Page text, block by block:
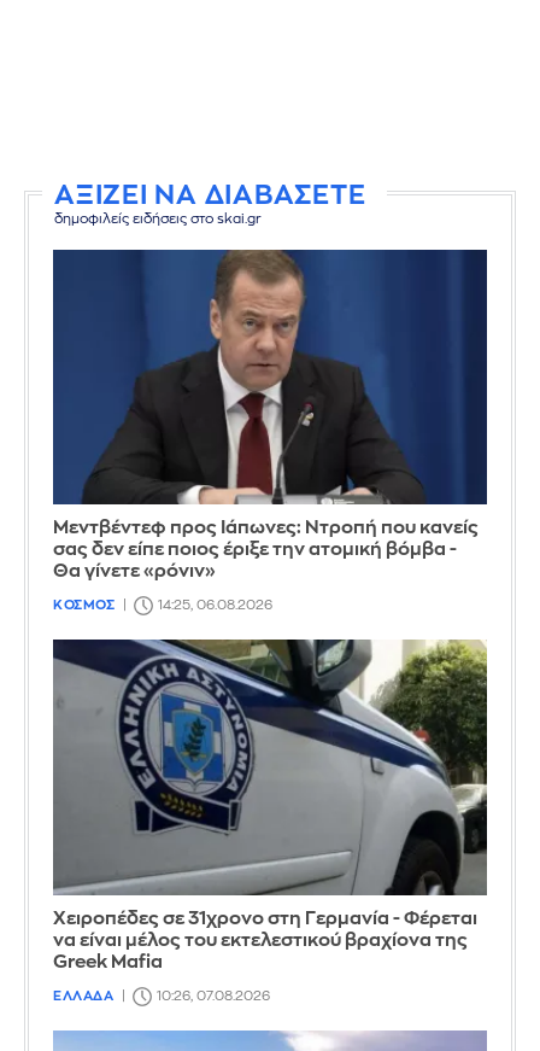
ΑΞΙΖΕΙ ΝΑ ΔΙΑΒΑΣΕΤΕ
δημοφιλείς ειδήσεις στο skai.gr
Μεντβέντεφ προς Ιάπωνες: Ντροπή που κανείς
σας δεν είπε ποιος έριξε την ατομική βόμβα -
Θα γίνετε «ρόνιν»
ΚΟΣΜΟΣ 14:25, 06.08.2026
Χειροπέδες σε 31χρονο στη Γερμανία - Φέρεται
να είναι μέλος του εκτελεστικού βραχίονα της
Greek Mafia
ΕΛΛΑΔΑ 10:26, 07.08.2026